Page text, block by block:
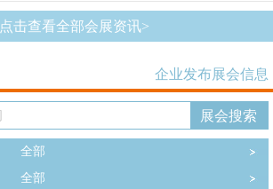
点击查看全部会展资讯>
企业发布展会信息
全部
全部